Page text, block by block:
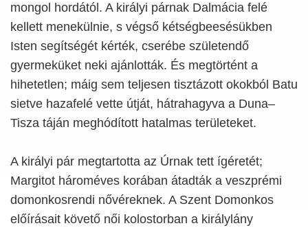
mongol hordától. A királyi párnak Dalmácia felé
kellett menekülnie, s végső kétségbeesésükben
Isten segítségét kérték, cserébe születendő
gyermeküket neki ajánlották. És megtörtént a
hihetetlen; máig sem teljesen tisztázott okokból Batu
sietve hazafelé vette útját, hátrahagyva a Duna–
Tisza táján meghódított hatalmas területeket.
A királyi pár megtartotta az Úrnak tett ígéretét;
Margitot hároméves korában átadták a veszprémi
domonkosrendi nővéreknek. A Szent Domonkos
előírásait követő női kolostorban a királylány